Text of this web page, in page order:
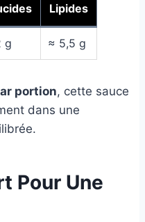
Lipides
g ≈ 5,5 g
portion, cette sauce
dans une
Pour Une